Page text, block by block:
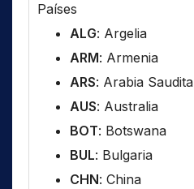
Países
ALG: Argelia
ARM: Armenia
ARS: Arabia Saudita
AUS: Australia
BOT: Botswana
BUL: Bulgaria
CHN: China